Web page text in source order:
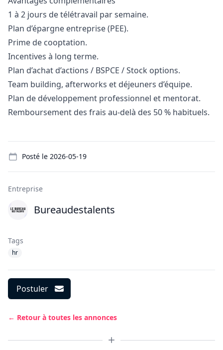
1 à 2 jours de télétravail par semaine.
Plan d’épargne entreprise (PEE).
Prime de cooptation.
Incentives à long terme.
Plan d’achat d’actions / BSPCE / Stock options.
Team building, afterworks et déjeuners d’équipe.
Plan de développement professionnel et mentorat.
Remboursement des frais au-delà des 50 % habituels.
Posté le 2026-05-19
Entreprise
Bureaudestalents
Tags
hr
Postuler
← Retour à toutes les annonces